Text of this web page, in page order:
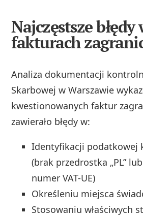
Najczęstsze błędy
fakturach
Analiza dokumentacji
Skarbowej w Warszawie
kwestionowanych faktur
zawierało błędy w:
Identyfikacji podatkowej
(brak przedrostka „PL”
numer VAT-UE)
Określeniu miejsca
Stosowaniu właściwych